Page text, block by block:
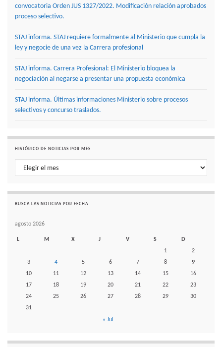
convocatoria Orden JUS 1327/2022. Modificación relación aprobados
proceso selectivo.
STAJ informa. STAJ requiere formalmente al Ministerio que cumpla la
ley y negocie de una vez la Carrera profesional
STAJ informa. Carrera Profesional: El Ministerio bloquea la
negociación al negarse a presentar una propuesta económica
STAJ informa. Últimas informaciones Ministerio sobre procesos
selectivos y concurso traslados.
HISTÓRICO DE NOTICIAS POR MES
Histórico de noticias por mes
BUSCA LAS NOTICIAS POR FECHA
agosto 2026
L M X J V S
D
1
2
3
4 5 6 7 8
9
10
11 12 13 14 15
16
17
18 19 20 21 22
23
24
25 26 27 28 29
30
31
« Jul